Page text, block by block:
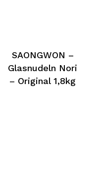
SAONGWON –
Glasnudeln Nori
– Original 1,8kg